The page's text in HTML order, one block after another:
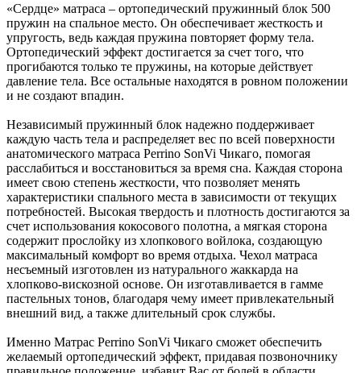
«Сердце» матраса – ортопедический пружинный блок 500
пружин на спальное место. Он обеспечивает жесткость и
упругость, ведь каждая пружина повторяет форму тела.
Ортопедический эффект достигается за счет того, что
прогибаются только те пружины, на которые действует
давление тела. Все остальные находятся в ровном положении
и не создают впадин.
Независимый пружинный блок надежно поддерживает
каждую часть тела и распределяет вес по всей поверхности
анатомического матраса Perrino SonVi Чикаго, помогая
расслабиться и восстановиться за время сна. Каждая сторона
имеет свою степень жесткости, что позволяет менять
характеристики спального места в зависимости от текущих
потребностей. Высокая твердость и плотность достигаются за
счет использования кокосового полотна, а мягкая сторона
содержит прослойку из хлопкового войлока, создающую
максимальный комфорт во время отдыха. Чехол матраса
несъемный изготовлен из натурального жаккарда на
хлопково-вискозной основе. Он изготавливается в гамме
пастельных тонов, благодаря чему имеет привлекательный
внешний вид, а также длительный срок службы.
Именно Матрас Perrino SonVi Чикаго сможет обеспечить
желаемый ортопедический эффект, придавая позвоночнику